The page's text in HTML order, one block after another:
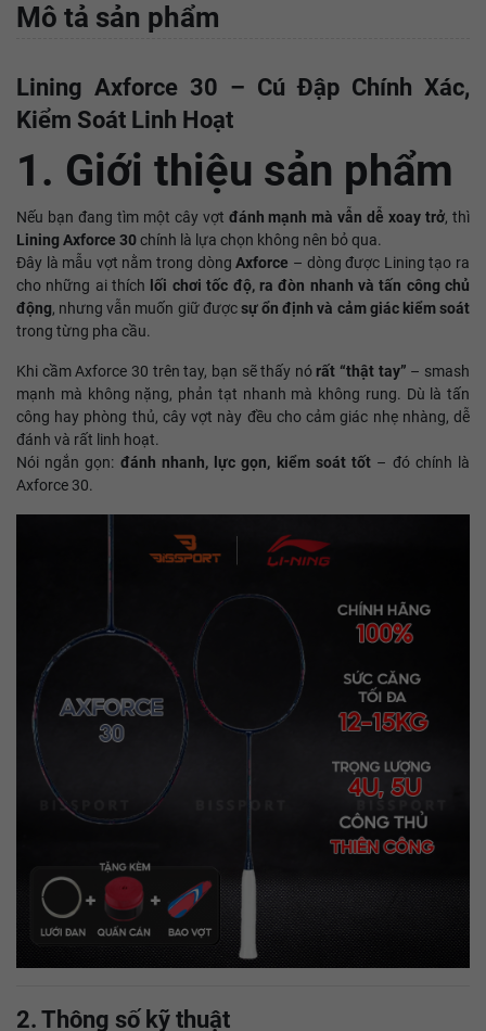
Mô tả sản phẩm
Lining Axforce 30 – Cú Đập Chính Xác,
Kiểm Soát Linh Hoạt
1. Giới thiệu sản phẩm
Nếu bạn đang tìm một cây vợt đánh mạnh mà vẫn dễ xoay trở, thì
Lining Axforce 30chính là lựa chọn không nên bỏ qua.
Đây là mẫu vợt nằm trong dòngAxforce – dòng được Lining tạo ra
cho những ai thích lối chơi tốc độ, ra đòn nhanh và tấn công chủ
động, nhưng vẫn muốn giữ đượcsự ổn định và cảm giác kiểm soát
trong từng pha cầu.
Khi cầm Axforce 30 trên tay, bạn sẽ thấy nó rất “thật tay” – smash
mạnh mà không nặng, phản tạt nhanh mà không rung. Dù là tấn
công hay phòng thủ, cây vợt này đều cho cảm giác nhẹ nhàng, dễ
đánh và rất linh hoạt.
Nói ngắn gọn: đánh nhanh, lực gọn, kiểm soát tốt – đó chính là
Axforce 30.
2. Thông số kỹ thuật